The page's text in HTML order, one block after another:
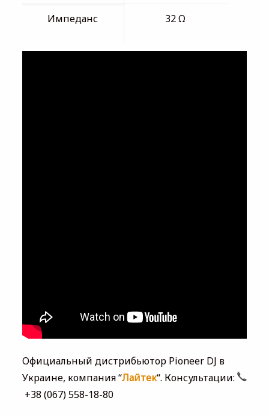
Импеданс 32 Ω
Официальный дистрибьютор Pioneer DJ в
Украине, компания “Лайтек“. Консультации:
+38 (067) 558-18-80